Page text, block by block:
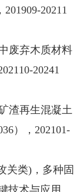
20211
废弃木质材料
20241
渣再生混凝土
），202101-
关类)，多种固
技术与应用